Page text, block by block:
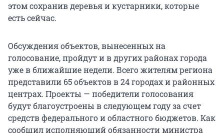
этом сохранив деревья и кустарники, которые
есть сейчас.
Обсуждения объектов, вынесенных на
голосование, пройдут и в других районах города
уже в ближайшие недели. Всего жителям региона
представили 65 объектов в 24 городах и районных
центрах. Проекты — победители голосования
будут благоустроены в следующем году за счет
средств федерального и областного бюджетов. Как
сообщил исполняющий обязанности министра